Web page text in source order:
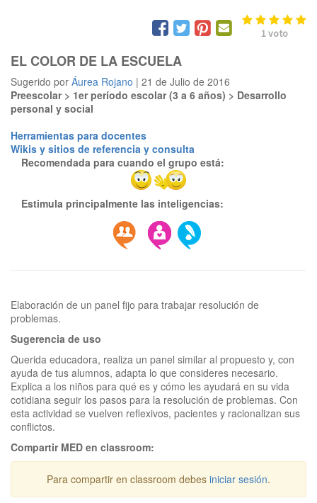
1voto
EL COLOR DE LA ESCUELA
Sugerido por Áurea Rojano | 21 de Julio de 2016
Preescolar > 1er período escolar (3 a 6 años) > Desarrollo
personal y social
Herramientas para docentes
Wikis y sitios de referencia y consulta
Recomendada para cuando el grupo está:
Estimula principalmente las inteligencias:
Elaboración de un panel fijo para trabajar resolución de
Sugerencia de uso
Querida educadora, realiza un panel similar al propuesto y, con
ayuda de tus alumnos, adapta lo que consideres necesario.
Explica a los niños para qué es y cómo les ayudará en su vida
cotidiana seguir los pasos para la resolución de problemas. Con
esta actividad se vuelven reflexivos, pacientes y racionalizan sus
conflictos.
Compartir MED en classroom:
Para compartir en classroom debes iniciar sesión.